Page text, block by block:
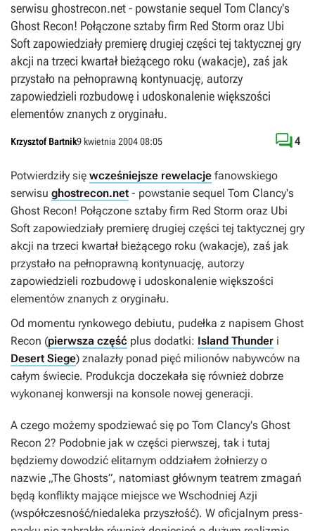
serwisu ghostrecon.net - powstanie sequel Tom Clancy's
Ghost Recon! Połączone sztaby firm Red Storm oraz Ubi
Soft zapowiedziały premierę drugiej części tej taktycznej gry
akcji na trzeci kwartał bieżącego roku (wakacje), zaś jak
przystało na pełnoprawną kontynuację, autorzy
zapowiedzieli rozbudowę i udoskonalenie większości
elementów znanych z oryginału.
Krzysztof Bartnik9 kwietnia 2004 08:05 4
Potwierdziły się wcześniejsze rewelacje fanowskiego
serwisu ghostrecon.net - powstanie sequel Tom Clancy's
Ghost Recon! Połączone sztaby firm Red Storm oraz Ubi
Soft zapowiedziały premierę drugiej części tej taktycznej gry
akcji na trzeci kwartał bieżącego roku (wakacje), zaś jak
przystało na pełnoprawną kontynuację, autorzy
zapowiedzieli rozbudowę i udoskonalenie większości
elementów znanych z oryginału.
Od momentu rynkowego debiutu, pudełka z napisem Ghost
Recon (pierwsza część plus dodatki: Island Thunder i
Desert Siege) znalazły ponad pięć milionów nabywców na
całym świecie. Produkcja doczekała się również dobrze
wykonanej konwersji na konsole nowej generacji.
A czego możemy spodziewać się po Tom Clancy's Ghost
Recon 2? Podobnie jak w części pierwszej, tak i tutaj
będziemy dowodzić elitarnym oddziałem żołnierzy o
nazwie „The Ghosts”, natomiast głównym teatrem zmagań
będą konflikty mające miejsce we Wschodniej Azji
(współczesność/niedaleka przyszłość). W oficjalnym press-